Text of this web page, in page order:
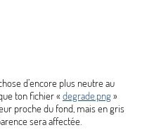
d’encore plus neutre au
ton fichier « degrade.png»
proche du fond, mais en gris
sera affectée.